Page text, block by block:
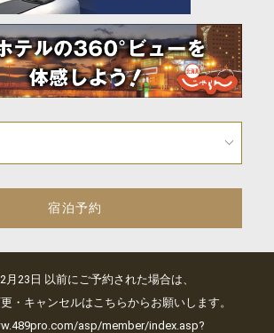
宿泊予約
月23日 以前にご予約された場合は、
・キャンセルはこちらからお願いします。
asp/member/index.asp?